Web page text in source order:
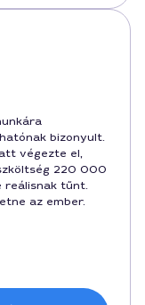
bizonyult.
végezte el,
220 000
reálisnak tűnt.
az ember.